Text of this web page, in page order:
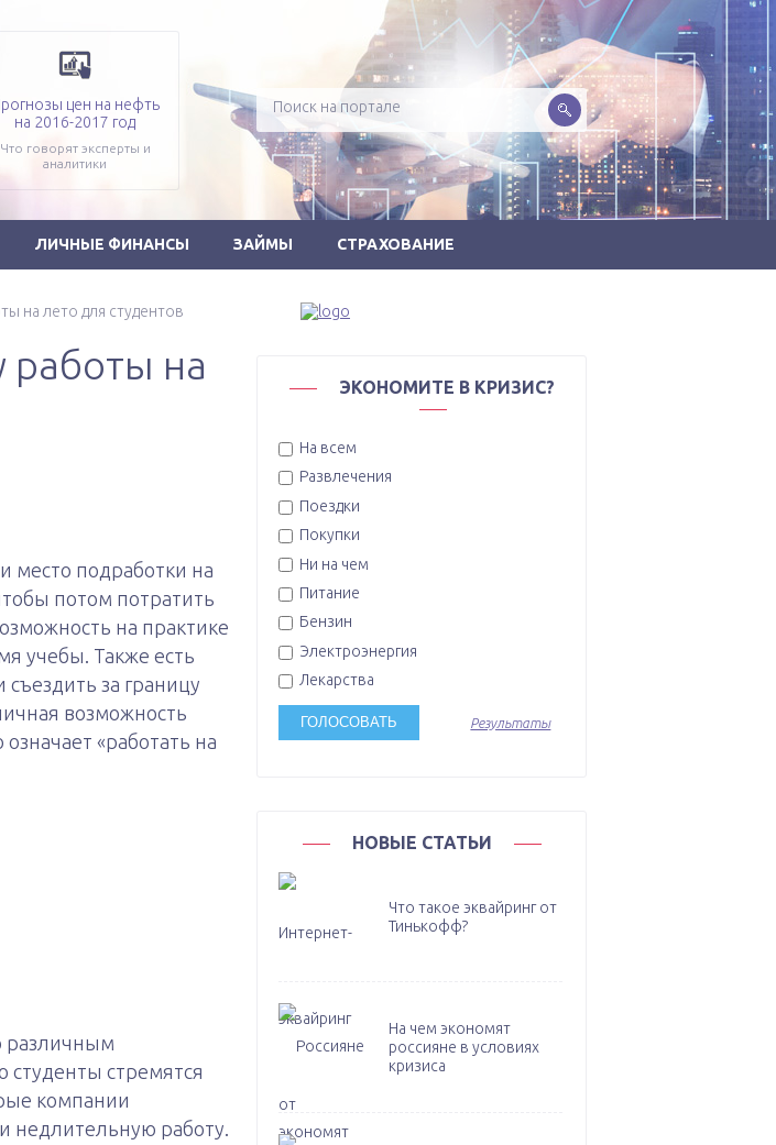
цен на нефть
на 2016-2017 год
Что говорят эксперты и
аналитики
ЛИЧНЫЕ ФИНАНСЫ ЗАЙМЫ СТРАХОВАНИЕ
на лето для студентов
работы на
место подработки на
потом потратить
на практике
учебы. Также есть
за границу
возможность
«работать на
различным
стремятся
компании
недлительную работу.
ЭКОНОМИТЕ В КРИЗИС?
На всем
Развлечения
Поездки
Покупки
Ни на чем
Питание
Бензин
Электроэнергия
Лекарства
Результаты
НОВЫЕ СТАТЬИ
Что такое эквайринг от
Тинькофф?
На чем экономят
россияне в условиях
кризиса